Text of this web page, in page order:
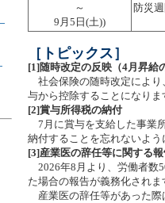
～
9月5日(土))
防災
［トピックス］
[1]随時改定の反映（4月昇給
社会保険の随時改定により
与から控除することになりま
[2]賞与所得税の納付
7月に賞与を支給した事業
納付することを忘れないよ
[3]産業医の辞任等に関する
2026年8月より、労働者数
た場合の報告が義務化されま
産業医の辞任等があった際